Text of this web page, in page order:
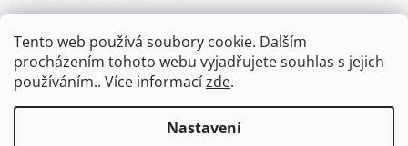
Tento web používá soubory cookie. Dalším
procházením tohoto webu vyjadřujete souhlas s jejich
používáním.. Více informacízde.
Nastavení